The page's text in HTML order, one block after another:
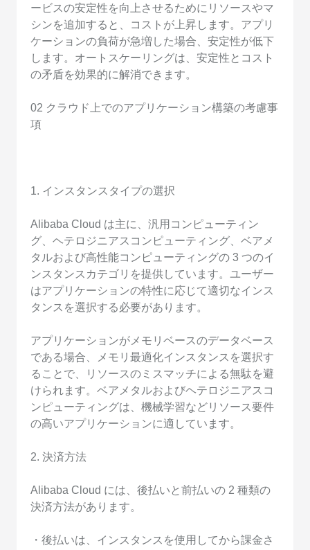
ービスの安定性を向上させるためにリソースやマ
シンを追加すると、コストが上昇します。アプリ
ケーションの負荷が急増した場合、安定性が低下
します。オートスケーリングは、安定性とコスト
の矛盾を効果的に解消できます。
02 クラウド上でのアプリケーション構築の考慮事
項
1. インスタンスタイプの選択
Alibaba Cloud は主に、汎用コンピューティン
グ、ヘテロジニアスコンピューティング、ベアメ
タルおよび高性能コンピューティングの 3 つのイ
ンスタンスカテゴリを提供しています。ユーザー
はアプリケーションの特性に応じて適切なインス
タンスを選択する必要があります。
アプリケーションがメモリベースのデータベース
である場合、メモリ最適化インスタンスを選択す
ることで、リソースのミスマッチによる無駄を避
けられます。ベアメタルおよびヘテロジニアスコ
ンピューティングは、機械学習などリソース要件
の高いアプリケーションに適しています。
2. 決済方法
Alibaba Cloud には、後払いと前払いの 2 種類の
決済方法があります。
・後払いは、インスタンスを使用してから課金さ